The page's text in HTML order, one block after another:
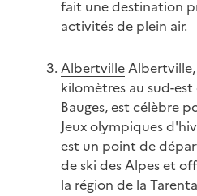
fait une destination
activités de plein air.
AlbertvilleAlbertville,
kilomètres au sud-
Bauges, est célèbre
Jeux olympiques
est un point de
de ski des Alpes et
la région de la